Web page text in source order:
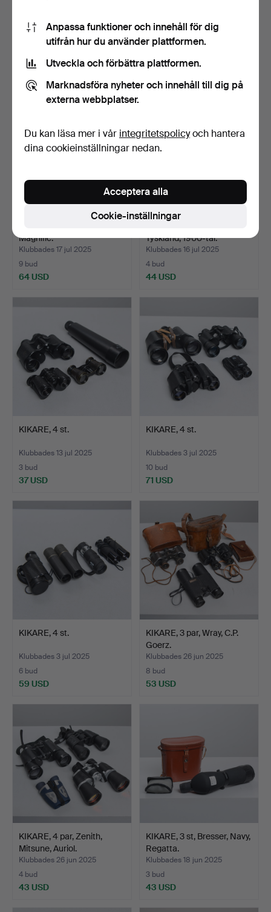
KIKARSIKTEN, 2 st,
"Weaver K2.5" & "Fine C…
Klubbades 22 jul 2025
4 bud
TELESKOP, "No. 6038",
Klubbades 22 jul 2025
21 bud
Magnific.
Klubbades 17 jul 2025
9 bud
64 USD
Tyskland, 1900-tal.
Klubbades 16 jul 2025
4 bud
44 USD
KIKARE, 4 st.
Klubbades 13 jul 2025
3 bud
37 USD
KIKARE, 4 st.
Klubbades 3 jul 2025
10 bud
71 USD
KIKARE, 4 st.
Klubbades 3 jul 2025
6 bud
59 USD
KIKARE, 3 par, Wray, C.P.
Goerz.
Klubbades 26 jun 2025
8 bud
53 USD
KIKARE, 4 par, Zenith,
Mitsune, Auriol.
Klubbades 26 jun 2025
4 bud
43 USD
KIKARE, 3 st, Bresser, Navy,
Regatta.
Klubbades 18 jun 2025
3 bud
43 USD
Anpassa funktioner och innehåll för dig
utifrån hur du använder plattformen.
Utveckla och förbättra plattformen.
Marknadsföra nyheter och innehåll till dig på
externa webbplatser.
Du kan läsa mer i vår integritetspolicyoch hantera
dina cookieinställningar nedan.
Cookie-inställningar
Acceptera alla